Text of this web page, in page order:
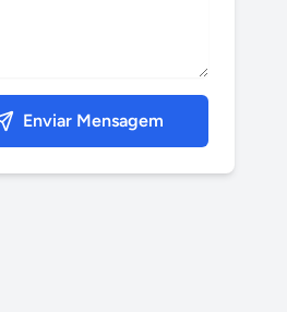
Enviar Mensagem